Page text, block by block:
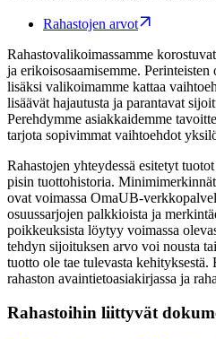
Rahastojen arvot
Rahastovalikoimassamme
ja erikoisosaamisemme.
lisäksi valikoimamme kattaa
lisäävät hajautusta ja parantavat
Perehdymme asiakkaidemme
tarjota sopivimmat vaihtoehdot
Rahastojen yhteydessä esitetyt
pisin tuottohistoria.
ovat voimassa OmaUB-
osuussarjojen palkkioista ja
poikkeuksista löytyy voimassa
tehdyn sijoituksen arvo voi nousta
tuotto ole tae tulevasta
rahaston avaintietoasiakirjassa ja
Rahastoihin liittyvät